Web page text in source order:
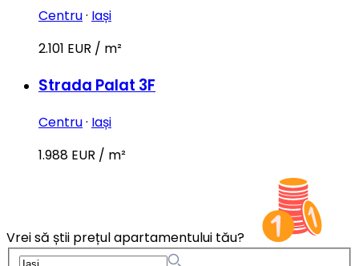
Centru· Iași
2.101 EUR / m²
Strada Palat 3F
Centru· Iași
1.988 EUR / m²
Vrei să știi prețul apartamentului tău?